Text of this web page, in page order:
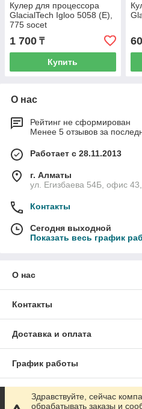
Кулер для процессора
GlacialTech Igloo 5058 (E),
775 socet
1 700 ₸
Купить
О нас
Рейтинг не сформирован
Менее 5 отзывов за
Работает с 28.11.2013
г. Алматы
ул. Егизбаева 54Б, офис
Контакты
Сегодня выходной
Показать весь график
О нас
Контакты
Доставка и оплата
График работы
Полная версия сайта
Здравствуйте, сейчас
обрабатывать заказы и